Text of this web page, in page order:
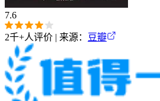
7.6
2千+人评价 | 来源： 豆瓣